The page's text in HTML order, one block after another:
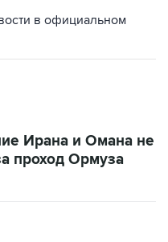
в официальном
Ирана и Омана не
проход Ормуза